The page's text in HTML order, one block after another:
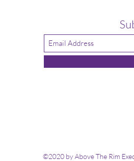
©2020 by Above The Rim